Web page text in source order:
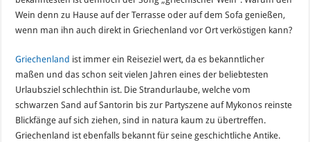
Wein denn zu Hause auf der Terrasse oder auf dem Sofa genießen,
wenn man ihn auch direkt in Griechenland vor Ort verköstigen kann?
Griechenland ist immer ein Reiseziel wert, da es bekanntlicher
maßen und das schon seit vielen Jahren eines der beliebtesten
Urlaubsziel schlechthin ist. Die Strandurlaube, welche vom
schwarzen Sand auf Santorin bis zur Partyszene auf Mykonos reinste
Blickfänge auf sich ziehen, sind in natura kaum zu übertreffen.
Griechenland ist ebenfalls bekannt für seine geschichtliche Antike.